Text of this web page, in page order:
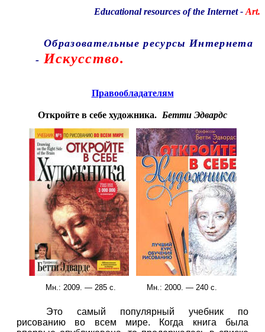
Educational resources of the Internet- Art.
Образовательные ресурсы Интернета
- Искусство.
Правообладателям
Откройте в себе художника. Бетти Эдвардс
Мн.: 2009. — 285 с. Мн.: 2000. — 240 с.
Это самый популярный учебник по
рисованию во всем мире. Когда книга была